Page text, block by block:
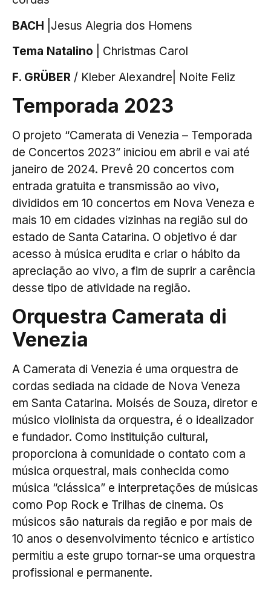
BACH |Jesus Alegria dos Homens
Tema Natalino
| Christmas Carol
F. GRÜBER / Kleber Alexandre| Noite Feliz
Temporada 2023
O projeto “Camerata di Venezia – Temporada
de Concertos 2023” iniciou em abril e vai até
janeiro de 2024. Prevê 20 concertos com
entrada gratuita e transmissão ao vivo,
divididos em 10 concertos em Nova Veneza e
mais 10 em cidades vizinhas na região sul do
estado de Santa Catarina. O objetivo é dar
acesso à música erudita e criar o hábito da
apreciação ao vivo, a fim de suprir a carência
desse tipo de atividade na região.
Orquestra Camerata di
Venezia
A Camerata di Venezia é uma orquestra de
cordas sediada na cidade de Nova Veneza
em Santa Catarina. Moisés de Souza, diretor e
músico violinista da orquestra, é o idealizador
e fundador. Como instituição cultural,
proporciona à comunidade o contato com a
música orquestral, mais conhecida como
música “clássica” e interpretações de músicas
como Pop Rock e Trilhas de cinema. Os
músicos são naturais da região e por mais de
10 anos o desenvolvimento técnico e artístico
permitiu a este grupo tornar-se uma orquestra
profissional e permanente.